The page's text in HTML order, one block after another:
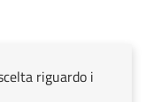
riguardo i